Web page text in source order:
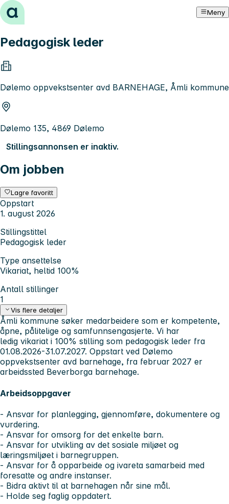
Hopp til innhold Meny
Pedagogisk leder
Dølemo oppvekstsenter avd BARNEHAGE, Åmli kommune
Dølemo 135, 4869 Dølemo
Stillingsannonsen er inaktiv.
Om jobben
Lagre favoritt
Oppstart
1. august 2026
Stillingstittel
Pedagogisk leder
Type ansettelse
Vikariat, heltid 100%
Antall stillinger
1
Vis flere detaljer
Åmli kommune søker medarbeidere som er kompetente,
åpne, pålitelige og samfunnsengasjerte. Vi har
ledig vikariat i 100% stilling som pedagogisk leder fra
01.08.2026-31.07.2027. Oppstart ved Dølemo
oppvekstsenter avd barnehage, fra februar 2027 er
arbeidssted Beverborga barnehage.
Arbeidsoppgaver
- Ansvar for planlegging, gjennomføre, dokumentere og
vurdering.
- Ansvar for omsorg for det enkelte barn.
- Ansvar for utvikling av det sosiale miljøet og
læringsmiljøet i barnegruppen.
- Ansvar for å opparbeide og ivareta samarbeid med
foresatte og andre instanser.
- Bidra aktivt til at barnehagen når sine mål.
- Holde seg faglig oppdatert.